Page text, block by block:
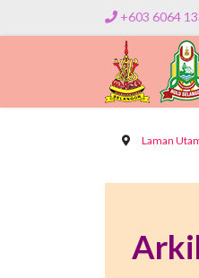
+603 6064
Laman